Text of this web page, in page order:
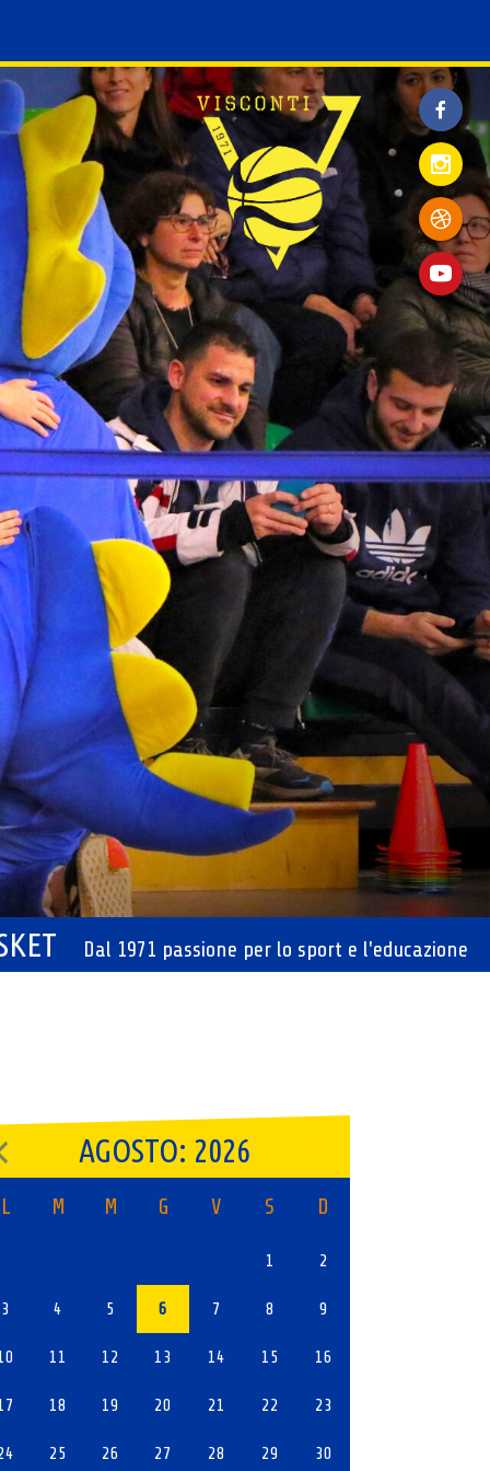
Dal 1971 passione per lo sport e l'educazione
AGOSTO: 2026
L M M G V S D
1 2
3 4 5 6 7 8 9
11 12 13 14 15 16
18 19 20 21 22 23
25 26 27 28 29 30